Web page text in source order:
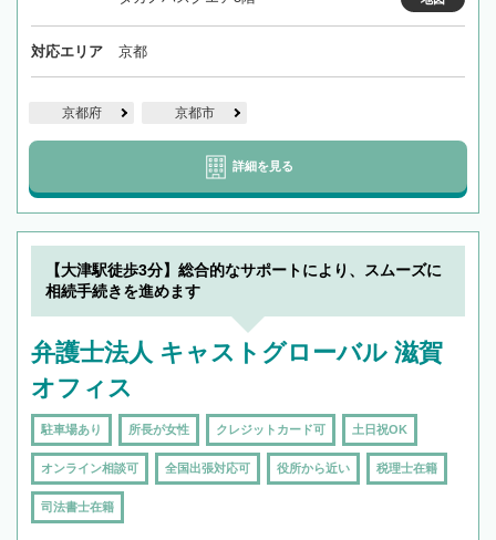
対応エリア 京都
京都府 京都市
詳細を見る
【大津駅徒歩3分】総合的なサポートにより、スムーズに
相続手続きを進めます
弁護士法人 キャストグローバル 滋賀
オフィス
駐車場あり 所長が女性 クレジットカード可 土日祝OK
オンライン相談可 全国出張対応可 役所から近い 税理士在籍
司法書士在籍